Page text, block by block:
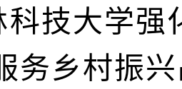
科技大学强
务乡村振